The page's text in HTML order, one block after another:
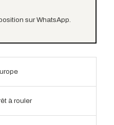
sur WhatsApp.
à rouler